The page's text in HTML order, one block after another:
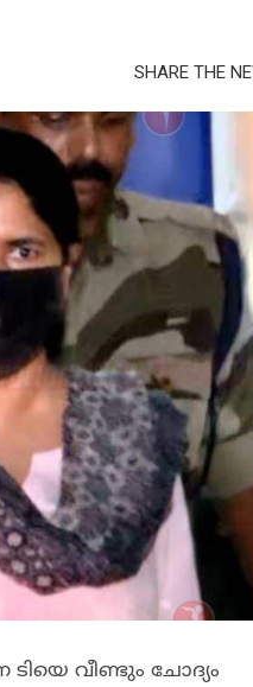
SHARE THE
വീണ്ടും ചോദ്യം